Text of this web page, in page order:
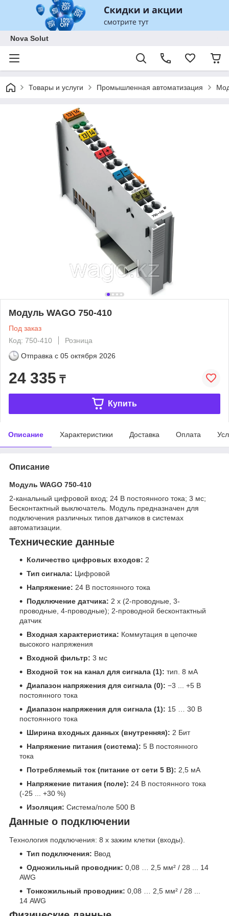
Nova Solut
Товары и услуги Промышленная автоматизация
Модуль WAGO 750-410
Под заказ
Код: 750-410
Розница
Отправка с 05 октября 2026
24 335 ₸
Купить
Описание Характеристики Доставка Оплата
Описание
Модуль WAGO 750-410
2-канальный цифровой вход; 24 В постоянного тока; 3 мс;
Бесконтактный выключатель. Модуль предназначен для
подключения различных типов датчиков в системах
автоматизации.
Технические данные
Количество цифровых входов: 2
Тип сигнала: Цифровой
Напряжение: 24 В постоянного тока
Подключение датчика: 2 x (2-проводные, 3-
проводные, 4-проводные); 2-проводной бесконтактный
датчик
Входная характеристика: Коммутация в цепочке
высокого напряжения
Входной фильтр: 3 мс
Входной ток на канал для сигнала (1): тип. 8 мА
Диапазон напряжения для сигнала (0): −3 ... +5 В
постоянного тока
Диапазон напряжения для сигнала (1): 15 … 30 В
постоянного тока
Ширина входных данных (внутренняя): 2 Бит
Напряжение питания (система): 5 В постоянного
тока
Потребляемый ток (питание от сети 5 В): 2,5 мА
Напряжение питания (поле): 24 В постоянного тока
(-25 ... +30 %)
Изоляция: Система/поле 500 В
Данные о подключении
Технология подключения: 8 x зажим клетки (входы).
Тип подключения: Ввод
Одножильный проводник: 0,08 … 2,5 мм² / 28 ... 14
AWG
Тонкожильный проводник: 0,08 … 2,5 мм² / 28 ...
14 AWG